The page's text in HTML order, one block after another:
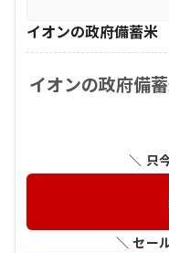
イオンの政府備蓄米
イオンの政府備
＼ 只
＼ セー